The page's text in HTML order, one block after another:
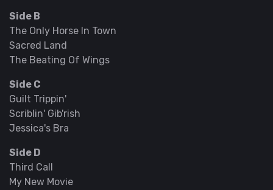
Side B
The Only Horse In Town
Sacred Land
The Beating Of Wings
Side C
Guilt Trippin'
Scriblin' Gib'rish
Jessica's Bra
Side D
Third Call
My New Movie